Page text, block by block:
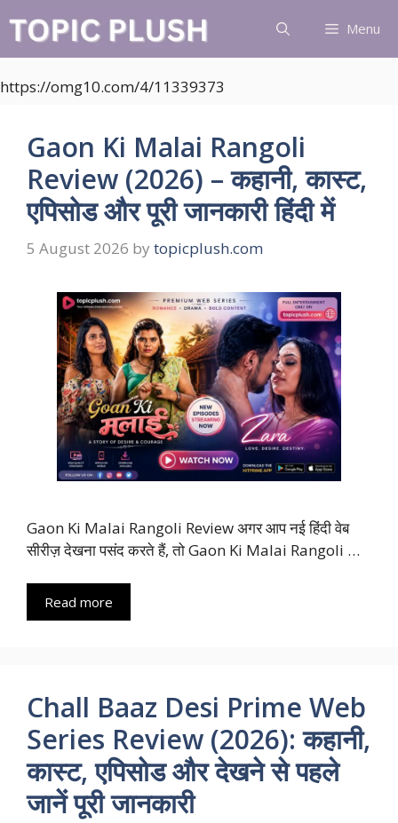
content
Menu
https://omg10.com/4/11339373
Gaon Ki Malai Rangoli
Review (2026) – कहानी, कास्ट,
एपिसोड और पूरी जानकारी हिंदी में
5 August 2026 by topicplush.com
Gaon Ki Malai Rangoli Review अगर आप नई हिंदी वेब
सीरीज़ देखना पसंद करते हैं, तो Gaon Ki Malai Rangoli …
Read more
Chall Baaz Desi Prime Web
Series Review (2026): कहानी,
कास्ट, एपिसोड और देखने से पहले
जानें पूरी जानकारी